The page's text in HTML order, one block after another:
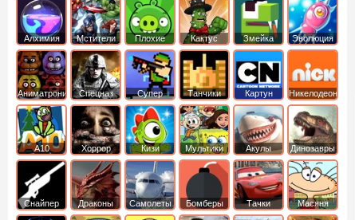
машину
Алхимия Мстители
Плохие
свинки
Кактус
маккой
Змейка Эволюция
Аниматроники Спецназ
Супер
бойцы
Танчики
Картун
нетворк
Никелодеон
А10 Хоррор Кизи Мультики Акулы Динозавры
Снайпер Драконы Самолеты Бомберы Тачки Масяня